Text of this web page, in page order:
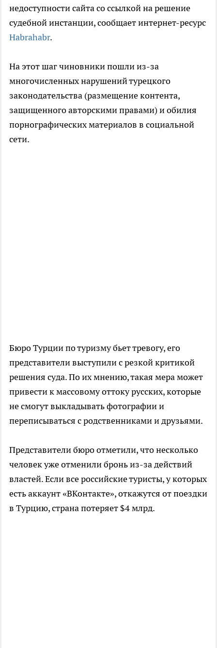
недоступности сайта со ссылкой на решение
судебной инстанции, сообщает интернет-ресурс
Habrahabr.
На этот шаг чиновники пошли из-за
многочисленных нарушений турецкого
законодательства (размещение контента,
защищенного авторскими правами) и обилия
порнографических материалов в социальной
сети.
Бюро Турции по туризму бьет тревогу, его
представители выступили с резкой критикой
решения суда. По их мнению, такая мера может
привести к массовому оттоку русских, которые
не смогут выкладывать фотографии и
переписываться с родственниками и друзьями.
Представители бюро отметили, что несколько
человек уже отменили бронь из-за действий
властей. Если все российские туристы, у которых
есть аккаунт «ВКонтакте», откажутся от поездки
в Турцию, страна потеряет $4 млрд.